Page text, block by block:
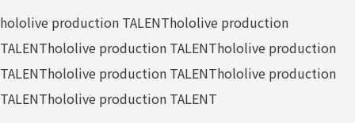
hololive production TALENThololive production
TALENThololive production TALENThololive production
TALENThololive production TALENThololive production
TALENThololive production TALENT